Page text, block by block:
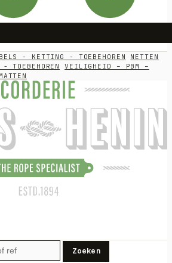
- KETTING - TOEBEHOREN
NETTEN
TOEBEHOREN
VEILIGHEID – PBM –
Zoeken